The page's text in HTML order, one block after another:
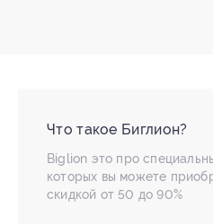
Что такое Биглион?
Biglion это про
которых вы можете
скидкой от 50 до 90%